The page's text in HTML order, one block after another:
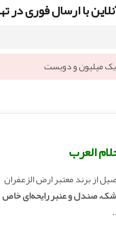
با ارسال فوری در
یک میلیون و دویست
العرب
از برند معتبر ارض الزعفران
صندل و عنبر رایحه‌ای خاص